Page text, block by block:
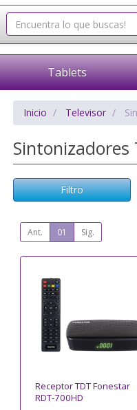
Tablets
Inicio Televisor
Filtro
Ant. 01 Sig.
Receptor TDT Fonestar
RDT-700HD